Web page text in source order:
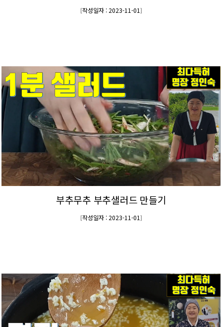
[작성일자 : 2023-11-01]
부추무추 부추샐러드 만들기
[작성일자 : 2023-11-01]